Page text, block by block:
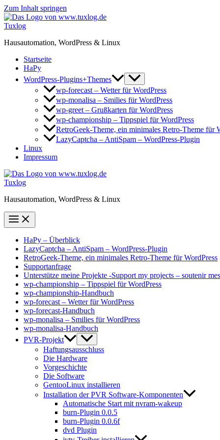
Zum Inhalt springen
Tuxlog
Hausautomation, WordPress & Linux
Startseite
HaPy
WordPress-Plugins+Themes
wp-forecast – Wetter für WordPress
wp-monalisa – Smilies für WordPress
wp-greet – Grußkarten für WordPress
wp-championship – Tippspiel für WordPress
RetroGeek-Theme, ein minimales Retro-Theme für
LazyCaptcha – AntiSpam – WordPress-Plugin
Linux
Impressum
Tuxlog
Hausautomation, WordPress & Linux
HaPy – Überblick
LazyCaptcha – AntiSpam – WordPress-Plugin
RetroGeek-Theme, ein minimales Retro-Theme für WordPress
Supportanfrage
Unterstütze meine Projekte -Support my projects – soutenir
wp-championship – Tippspiel für WordPress
wp-championship-Handbuch
wp-forecast – Wetter für WordPress
wp-forecast-Handbuch
wp-monalisa – Smilies für WordPress
wp-monalisa-Handbuch
PVR-Projekt
Haftungsausschluss
Die Hardware
Vorgeschichte
Die Software
GentooLinux installieren
Installation der PVR Software-Komponenten
Automatische Start mit nvram-wakeup
burn-Plugin 0.0.5
burn-Plugin 0.0.6f
dvd Plugin